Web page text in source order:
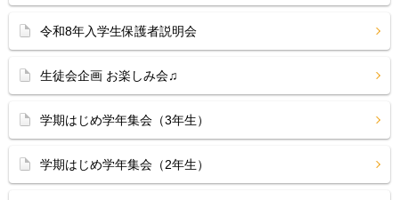
令和8年入学生保護者説明会
生徒会企画 お楽しみ会♫
学期はじめ学年集会（3年生）
学期はじめ学年集会（2年生）